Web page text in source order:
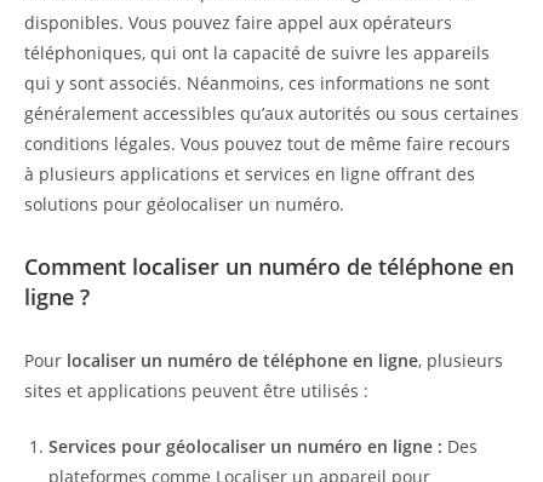
disponibles. Vous pouvez faire appel aux opérateurs
téléphoniques, qui ont la capacité de suivre les appareils
qui y sont associés. Néanmoins, ces informations ne sont
généralement accessibles qu’aux autorités ou sous certaines
conditions légales. Vous pouvez tout de même faire recours
à plusieurs applications et services en ligne offrant des
solutions pour géolocaliser un numéro.
Comment localiser un numéro de téléphone en
ligne ?
Pour localiser un numéro de téléphone en ligne, plusieurs
sites et applications peuvent être utilisés :
Services pour géolocaliser un numéro en ligne : Des
plateformes comme Localiser un appareil pour